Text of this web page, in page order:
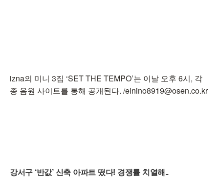
izna의 미니 3집 ‘SET THE TEMPO’는 이날 오후 6시, 각
종 음원 사이트를 통해 공개된다. /elnino8919@osen.co.kr